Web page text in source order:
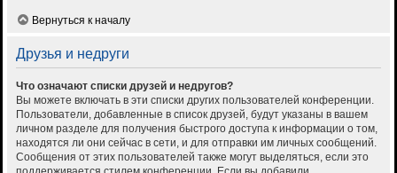
Вернуться к началу
Друзья и недруги
Что означают списки друзей и недругов?
Вы можете включать в эти списки других пользователей конференции.
Пользователи, добавленные в список друзей, будут указаны в вашем
личном разделе для получения быстрого доступа к информации о том,
находятся ли они сейчас в сети, и для отправки им личных сообщений.
Сообщения от этих пользователей также могут выделяться, если это